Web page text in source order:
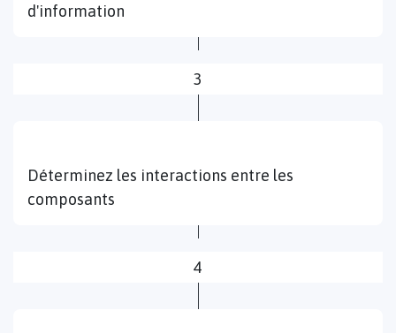
d'information
3
Déterminez les interactions entre les
composants
4